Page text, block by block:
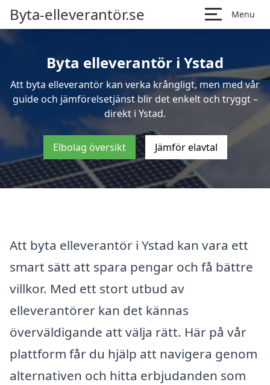
Byta-elleverantör.se Menu
Byta elleverantör i Ystad
Att byta elleverantör kan verka krångligt, men med vår
guide och jämförelsetjänst blir det enkelt och tryggt –
direkt i Ystad.
Elbolag översikt Jämför elavtal
Att byta elleverantör i Ystad kan vara ett
smart sätt att spara pengar och få bättre
villkor. Med ett stort utbud av
elleverantörer kan det kännas
överväldigande att välja rätt. Här på vår
plattform får du hjälp att navigera genom
alternativen och hitta erbjudanden som